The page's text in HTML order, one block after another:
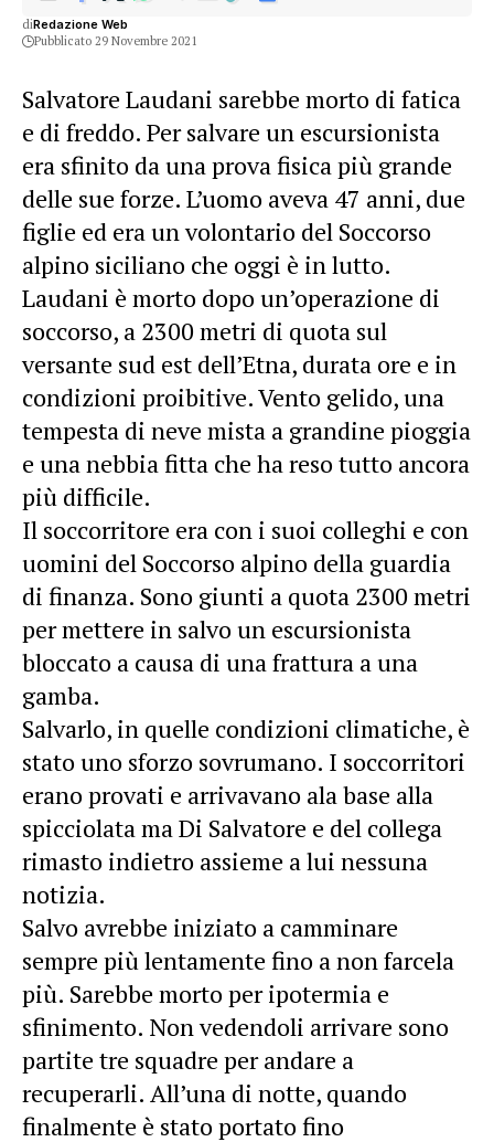
diRedazione Web
Pubblicato 29 Novembre 2021
Salvatore Laudani sarebbe morto di fatica
e di freddo. Per salvare un escursionista
era sfinito da una prova fisica più grande
delle sue forze. L’uomo aveva 47 anni, due
figlie ed era un volontario del Soccorso
alpino siciliano che oggi è in lutto.
Laudani è morto dopo un’operazione di
soccorso, a 2300 metri di quota sul
versante sud est dell’Etna, durata ore e in
condizioni proibitive. Vento gelido, una
tempesta di neve mista a grandine pioggia
e una nebbia fitta che ha reso tutto ancora
più difficile.
Il soccorritore era con i suoi colleghi e con
uomini del Soccorso alpino della guardia
di finanza. Sono giunti a quota 2300 metri
per mettere in salvo un escursionista
bloccato a causa di una frattura a una
gamba.
Salvarlo, in quelle condizioni climatiche, è
stato uno sforzo sovrumano. I soccorritori
erano provati e arrivavano ala base alla
spicciolata ma Di Salvatore e del collega
rimasto indietro assieme a lui nessuna
notizia.
Salvo avrebbe iniziato a camminare
sempre più lentamente fino a non farcela
più. Sarebbe morto per ipotermia e
sfinimento. Non vedendoli arrivare sono
partite tre squadre per andare a
recuperarli. All’una di notte, quando
finalmente è stato portato fino